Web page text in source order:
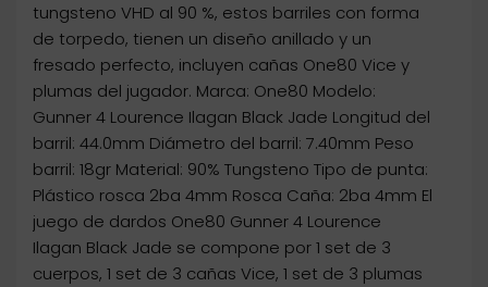
tungsteno VHD al 90 %, estos barriles con forma
de torpedo, tienen un diseño anillado y un
fresado perfecto, incluyen cañas One80 Vice y
plumas del jugador. Marca: One80 Modelo:
Gunner 4 Lourence Ilagan Black Jade Longitud del
barril: 44.0mm Diámetro del barril: 7.40mm Peso
barril: 18gr Material: 90% Tungsteno Tipo de punta:
Plástico rosca 2ba 4mm Rosca Caña: 2ba 4mm El
juego de dardos One80 Gunner 4 Lourence
Ilagan Black Jade se compone por 1 set de 3
cuerpos, 1 set de 3 cañas Vice, 1 set de 3 plumas